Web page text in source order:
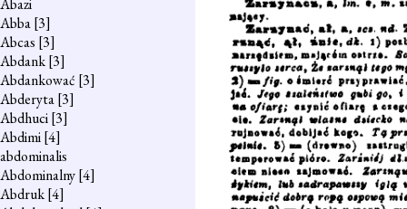
Abazi
Abba[3]
Abcas [3]
Abdank[3]
Abdankować [3]
Abderyta[3]
Abdhuci[3]
Abdimi[4]
abdominalis
Abdominalny[4]
Abdruk[4]